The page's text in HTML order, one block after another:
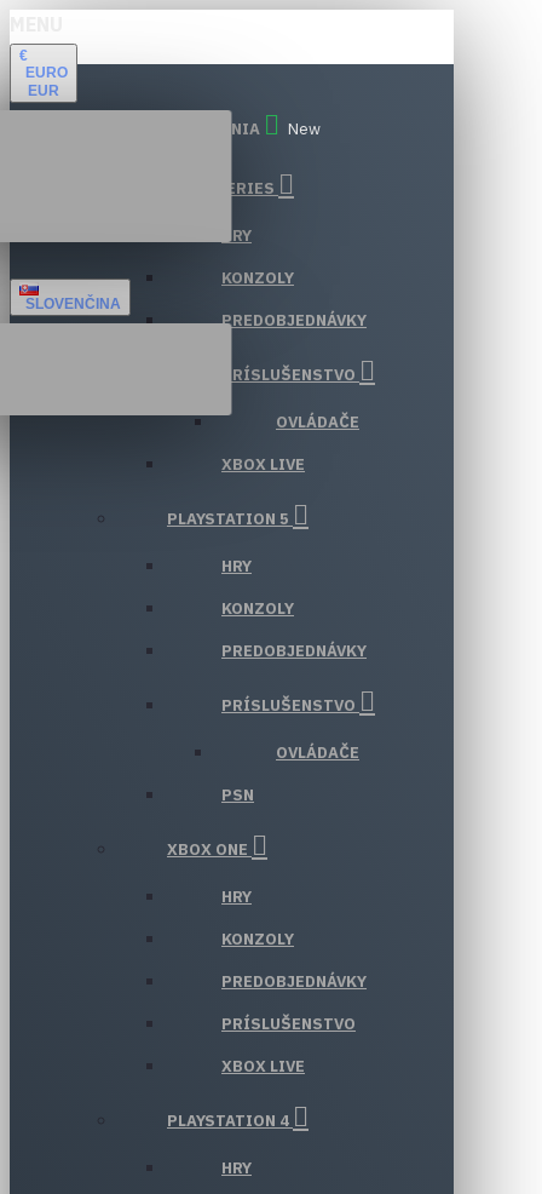
€
EURO
EUR
SLOVENČINA
VŠETKY ODDELENIA New
XBOX SERIES
HRY
KONZOLY
PREDOBJEDNÁVKY
PRÍSLUŠENSTVO
OVLÁDAČE
XBOX LIVE
PLAYSTATION 5
HRY
KONZOLY
PREDOBJEDNÁVKY
PRÍSLUŠENSTVO
OVLÁDAČE
PSN
XBOX ONE
HRY
KONZOLY
PREDOBJEDNÁVKY
PRÍSLUŠENSTVO
XBOX LIVE
PLAYSTATION 4
HRY